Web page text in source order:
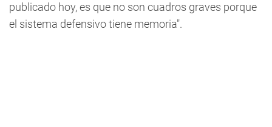
publicado hoy, es que no son cuadros graves porque
el sistema defensivo tiene memoria".